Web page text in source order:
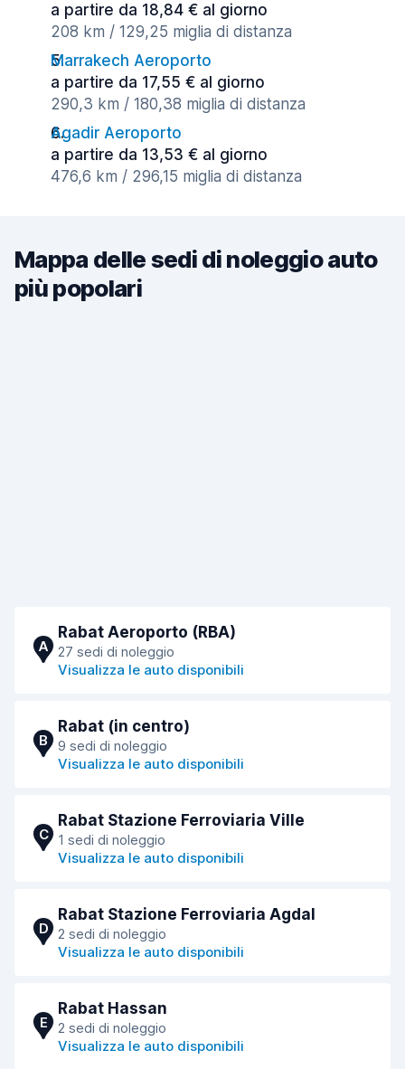
a partire da 18,84 € al giorno
208 km / 129,25 miglia di distanza
Marrakech Aeroporto
a partire da 17,55 € al giorno
290,3 km / 180,38 miglia di distanza
Agadir Aeroporto
a partire da 13,53 € al giorno
476,6 km / 296,15 miglia di distanza
Mappa delle sedi di noleggio auto
più popolari
A
Rabat Aeroporto (RBA)
27 sedi di noleggio
Visualizza le auto disponibili
B
Rabat (in centro)
9 sedi di noleggio
Visualizza le auto disponibili
C
Rabat Stazione Ferroviaria Ville
1 sedi di noleggio
Visualizza le auto disponibili
D
Rabat Stazione Ferroviaria Agdal
2 sedi di noleggio
Visualizza le auto disponibili
E
Rabat Hassan
2 sedi di noleggio
Visualizza le auto disponibili